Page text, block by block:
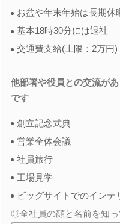
お盆や年末年始は長期休
基本18時30分には退社
交通費支給(上限：2万円)
他部署や役員との交流が
です
創立記念式典
営業全体会議
社員旅行
工場見学
ビッグサイトでのインテ
◎全社員の顔と名前を知